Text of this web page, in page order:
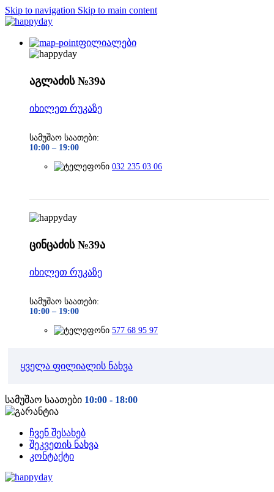
Skip to navigation Skip to main content
ფილიალები
აგლაძის №39ა
იხილეთ რუკაზე
სამუშაო საათები:
10:00 – 19:00
032 235 03 06
ცინცაძის №39ა
იხილეთ რუკაზე
სამუშაო საათები:
10:00 – 19:00
577 68 95 97
ყველა ფილიალის ნახვა
სამუშაო საათები 10:00 - 18:00
ჩვენ შესახებ
შეკვეთის ნახვა
კონტაქტი